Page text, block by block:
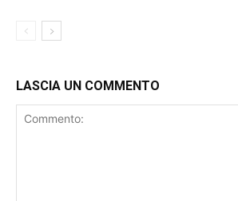
LASCIA UN COMMENTO